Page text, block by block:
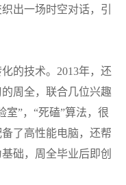
出一场时空对话，引
的技术。2013年，还
周全，联合几位兴趣
室”，“死磕”算法，很
了高性能电脑，还帮
础，周全毕业后即创